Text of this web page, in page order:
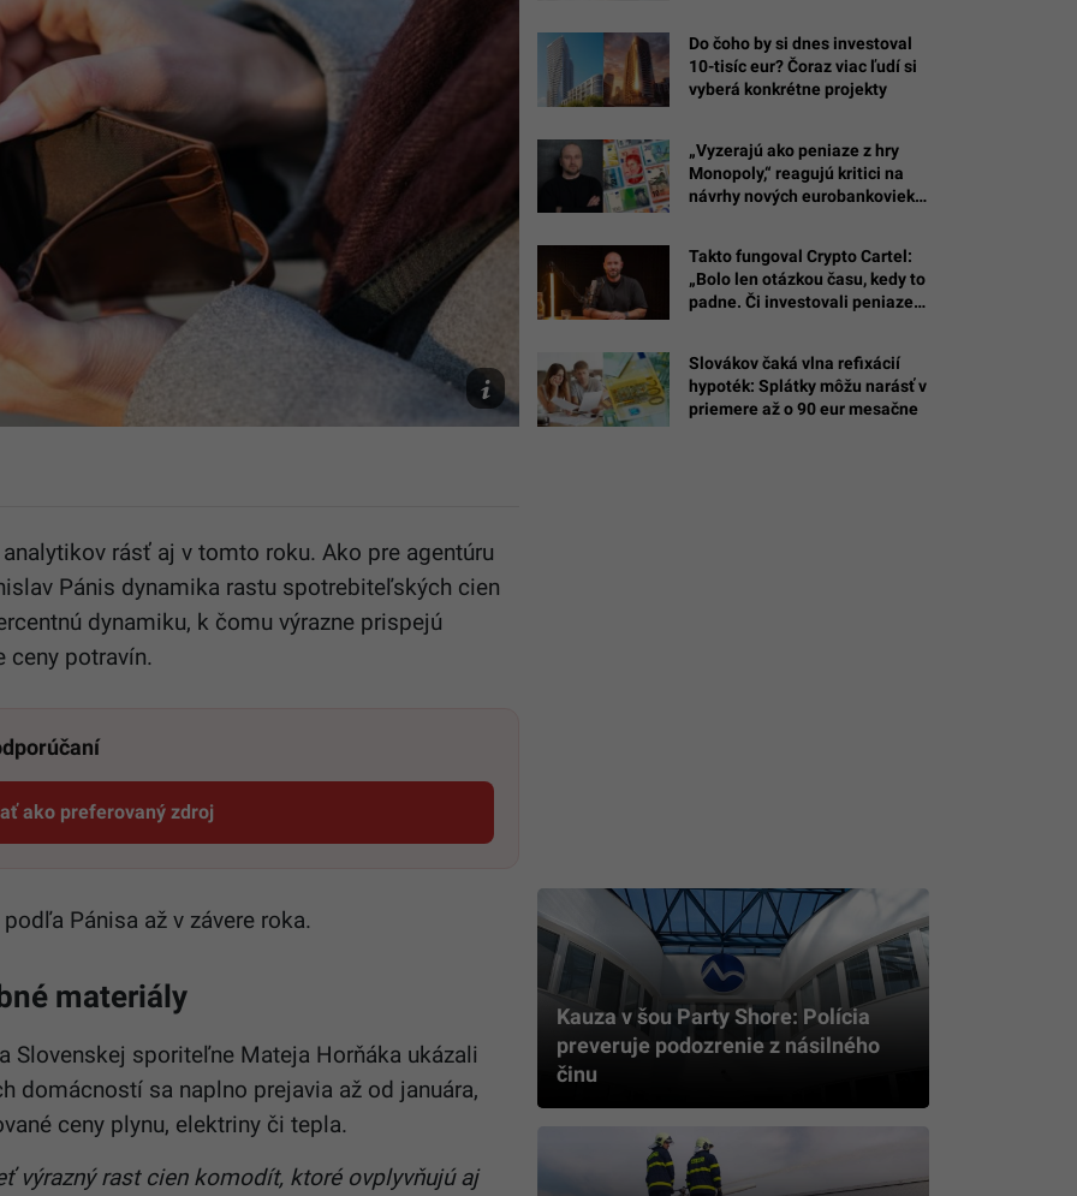
Unsplash/@emkal
rásť aj v tomto roku. Ako pre agentúru
Pánis dynamika rastu spotrebiteľských cien
dynamiku, k čomu výrazne prispejú
ceny potravín.
ako preferovaný zdroj
Startitup, odkaz sa otvorí v novom okne
Pánisa až v závere roka.
materiály
Slovenskej sporiteľne Mateja Horňáka ukázali
domácností sa naplno prejavia až od januára,
ceny plynu, elektriny či tepla.
výrazný rast cien komodít, ktoré ovplyvňujú aj
Do čoho by si dnes investoval
10-tisíc eur? Čoraz viac ľudí si
vyberá konkrétne projekty
„Vyzerajú ako peniaze z hry
Monopoly,“ reagujú kritici na
návrhy nových eurobankoviek.
Takto fungoval Crypto Cartel:
„Bolo len otázkou času, kedy to
padne. Či investovali peniaze?
Slovákov čaká vlna refixácií
hypoték: Splátky môžu narásť v
priemere až o 90 eur mesačne
Kauza v šou Party Shore: Polícia
preveruje podozrenie z násilného
činu